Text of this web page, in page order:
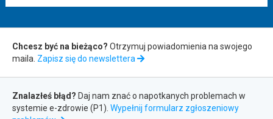
Zapis
do
newslettera
Chcesz być na bieżąco? Otrzymuj powiadomienia na swojego
maila. Zapisz się do newslettera
Zgłaszanie
Znalazłeś błąd? Daj nam znać o napotkanych problemach w
systemie e-zdrowie (P1). Wypełnij formularz zgłoszeniowy